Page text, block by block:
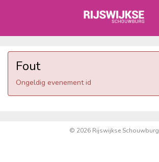
Fout
Ongeldig evenement id
© 2026 Rijswijkse Schouwburg